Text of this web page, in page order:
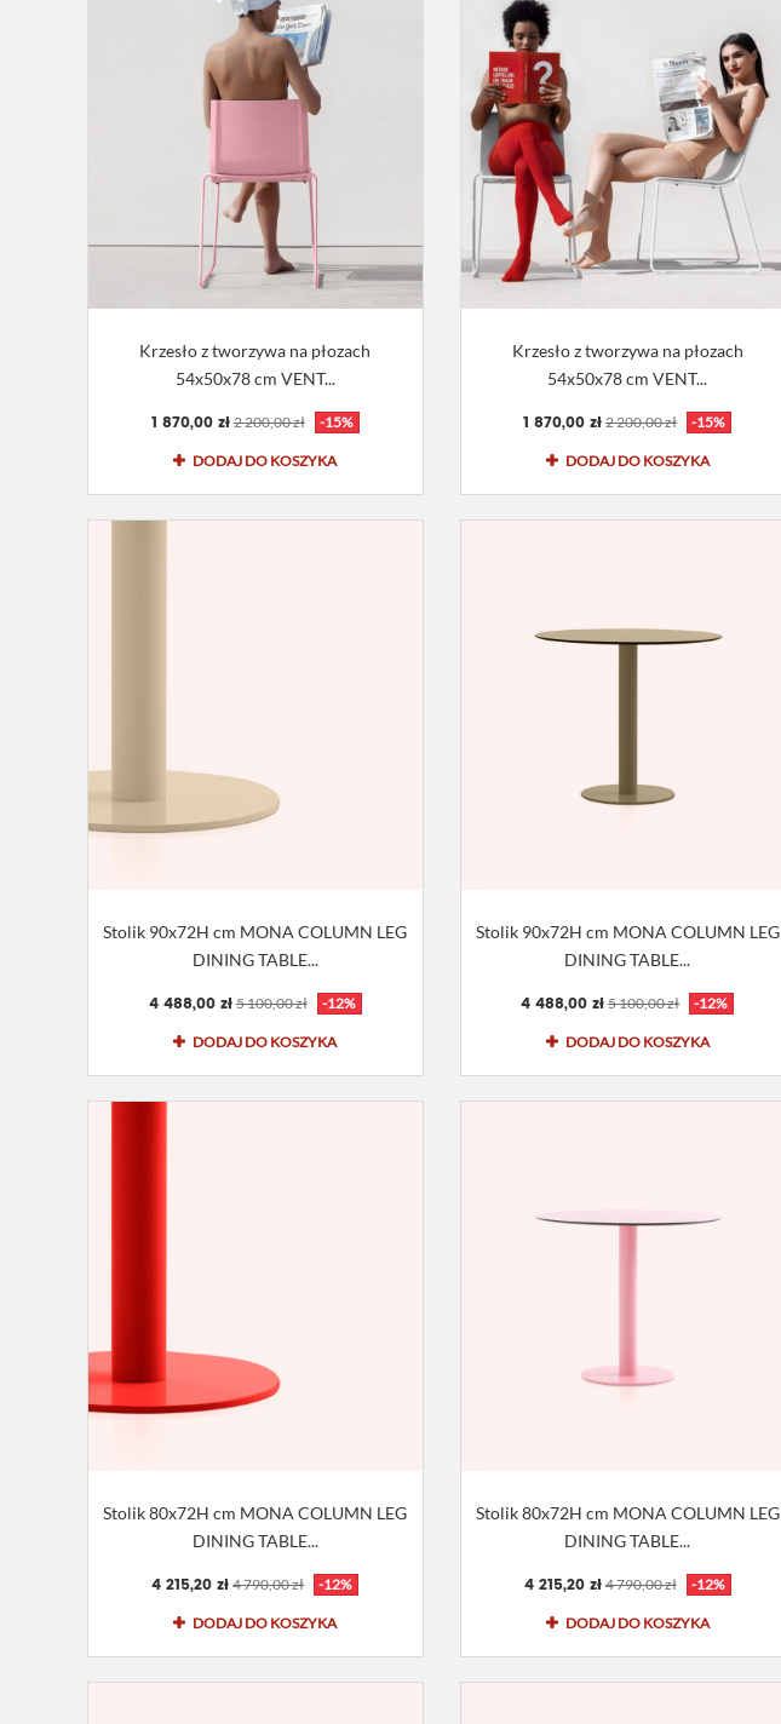
Krzesło z tworzywa na płozach
54x50x78 cm VENT...
1 870,00 zł 2 200,00 zł -15%
DODAJ DO KOSZYKA
Krzesło z tworzywa na płozach
54x50x78 cm VENT...
1 870,00 zł 2 200,00 zł -15%
DODAJ DO KOSZYKA
Stolik 90x72H cm MONA COLUMN LEG
DINING TABLE...
4 488,00 zł 5 100,00 zł -12%
DODAJ DO KOSZYKA
Stolik 90x72H cm MONA COLUMN LEG
DINING TABLE...
4 488,00 zł 5 100,00 zł -12%
DODAJ DO KOSZYKA
Stolik 80x72H cm MONA COLUMN LEG
DINING TABLE...
4 215,20 zł 4 790,00 zł -12%
DODAJ DO KOSZYKA
Stolik 80x72H cm MONA COLUMN LEG
DINING TABLE...
4 215,20 zł 4 790,00 zł -12%
DODAJ DO KOSZYKA